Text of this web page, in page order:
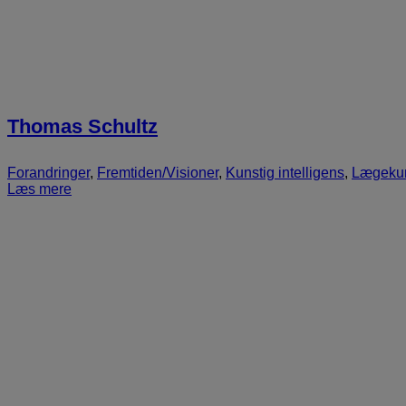
Thomas Schultz
Forandringer, Fremtiden/Visioner, Kunstig intelligens,
Læs mere